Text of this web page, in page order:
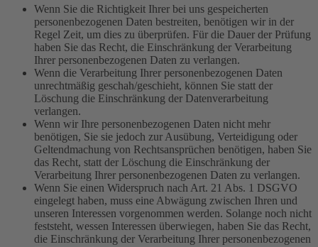
Wenn Sie die Richtigkeit Ihrer bei uns gespeicherten
personenbezogenen Daten bestreiten, benötigen wir in der
Regel Zeit, um dies zu überprüfen. Für die Dauer der Prüfung
haben Sie das Recht, die Einschränkung der Verarbeitung
Ihrer personenbezogenen Daten zu verlangen.
Wenn die Verarbeitung Ihrer personenbezogenen Daten
unrechtmäßig geschah/geschieht, können Sie statt der
Löschung die Einschränkung der Datenverarbeitung
verlangen.
Wenn wir Ihre personenbezogenen Daten nicht mehr
benötigen, Sie sie jedoch zur Ausübung, Verteidigung oder
Geltendmachung von Rechtsansprüchen benötigen, haben Sie
das Recht, statt der Löschung die Einschränkung der
Verarbeitung Ihrer personenbezogenen Daten zu verlangen.
Wenn Sie einen Widerspruch nach Art. 21 Abs. 1 DSGVO
eingelegt haben, muss eine Abwägung zwischen Ihren und
unseren Interessen vorgenommen werden. Solange noch nicht
feststeht, wessen Interessen überwiegen, haben Sie das Recht,
die Einschränkung der Verarbeitung Ihrer personenbezogenen